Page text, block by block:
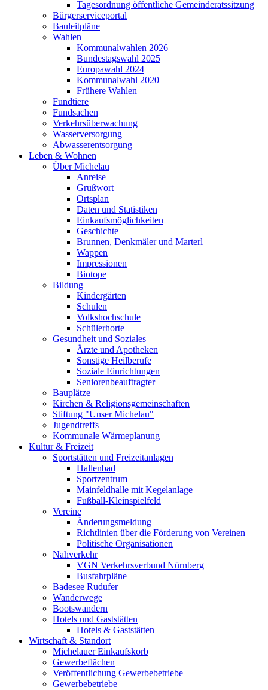
Tagesordnung öffentliche Gemeinderatssitzung
Bürgerserviceportal
Bauleitpläne
Wahlen
Kommunalwahlen 2026
Bundestagswahl 2025
Europawahl 2024
Kommunalwahl 2020
Frühere Wahlen
Fundtiere
Fundsachen
Verkehrsüberwachung
Wasserversorgung
Abwasserentsorgung
Leben & Wohnen
Über Michelau
Anreise
Grußwort
Ortsplan
Daten und Statistiken
Einkaufsmöglichkeiten
Geschichte
Brunnen, Denkmäler und Marterl
Wappen
Impressionen
Biotope
Bildung
Kindergärten
Schulen
Volkshochschule
Schülerhorte
Gesundheit und Soziales
Ärzte und Apotheken
Sonstige Heilberufe
Soziale Einrichtungen
Seniorenbeauftragter
Bauplätze
Kirchen & Religionsgemeinschaften
Stiftung "Unser Michelau"
Jugendtreffs
Kommunale Wärmeplanung
Kultur & Freizeit
Sportstätten und Freizeitanlagen
Hallenbad
Sportzentrum
Mainfeldhalle mit Kegelanlage
Fußball-Kleinspielfeld
Vereine
Änderungsmeldung
Richtlinien über die Förderung von Vereinen
Politische Organisationen
Nahverkehr
VGN Verkehrsverbund Nürnberg
Busfahrpläne
Badesee Rudufer
Wanderwege
Bootswandern
Hotels und Gaststätten
Hotels & Gaststätten
Wirtschaft & Standort
Michelauer Einkaufskorb
Gewerbeflächen
Veröffentlichung Gewerbebetriebe
Gewerbebetriebe